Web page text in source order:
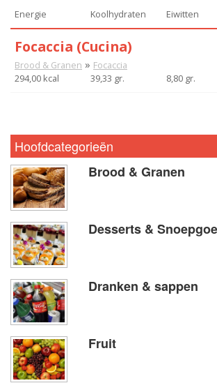
Energie Koolhydraten Eiwitten
Focaccia (Cucina)
Brood & Granen » Focaccia
294,00 kcal
39,33 gr. 8,80 gr.
Hoofdcategorieën
Brood & Granen
Desserts &
Dranken & sappen
Fruit